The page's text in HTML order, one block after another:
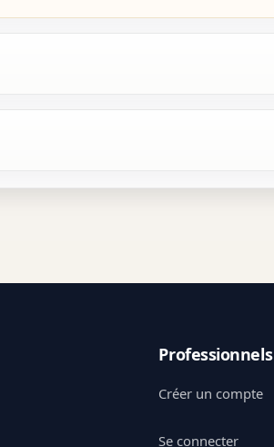
Professionnels
Créer un compte
Se connecter